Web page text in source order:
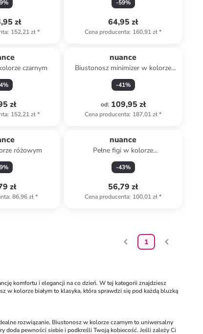
%
zł
: 152,21 zł*
-59%
64,95 zł
Cena producenta: 160,91 zł*
czarnym
%
zł
: 152,21 zł*
nuance
Biustonosz minimizer w kolorze
czarnym
-41%
od: 109,95 zł
Cena producenta: 187,01 zł*
różowym
%
zł
: 86,96 zł*
nuance
Pełne figi w kolorze
pomarańczowym
-43%
56,79 zł
Cena producenta: 100,01 zł*
1
komfortu i elegancji na co dzień. W tej kategorii znajdziesz
w kolorze białym to klasyka, która sprawdzi się pod każdą bluzką
rozwiązanie. Biustonosz w kolorze czarnym to uniwersalny
pewności siebie i podkreśli Twoją kobiecość. Jeśli zależy Ci